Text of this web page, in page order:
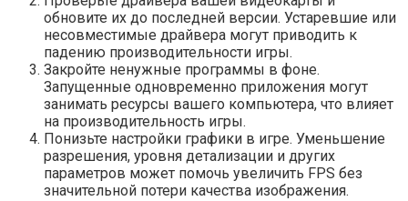
обновите их до последней версии. Устаревшие или
несовместимые драйвера могут приводить к
падению производительности игры.
Закройте ненужные программы в фоне.
Запущенные одновременно приложения могут
занимать ресурсы вашего компьютера, что влияет
на производительность игры.
Понизьте настройки графики в игре. Уменьшение
разрешения, уровня детализации и других
параметров может помочь увеличить FPS без
значительной потери качества изображения.